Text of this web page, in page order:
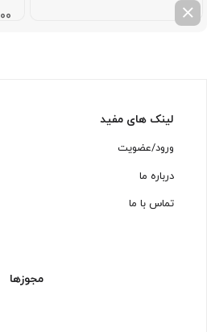
لینک های مفید
ورود/عضویت
درباره ما
تماس با ما
مجوزها